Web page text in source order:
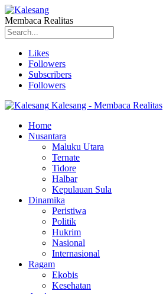
Membaca Realitas
Likes
Followers
Subscribers
Followers
Kalesang - Membaca Realitas
Home
Nusantara
Maluku Utara
Ternate
Tidore
Halbar
Kepulauan Sula
Dinamika
Peristiwa
Politik
Hukrim
Nasional
Internasional
Ragam
Ekobis
Kesehatan